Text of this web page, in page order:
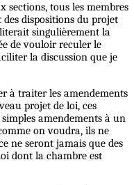
sections, tous les membres
dispositions du projet
singulièrement la
de vouloir reculer le
la discussion que je
à traiter les amendements
projet de loi, ces
amendements à un
on voudra, ils ne
ne seront jamais que des
dont la chambre est